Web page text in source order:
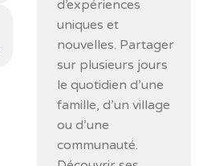
d’expériences
uniques et
nouvelles. Partager
sur plusieurs jours
le quotidien d’une
famille, d’un village
ou d’une
communauté.